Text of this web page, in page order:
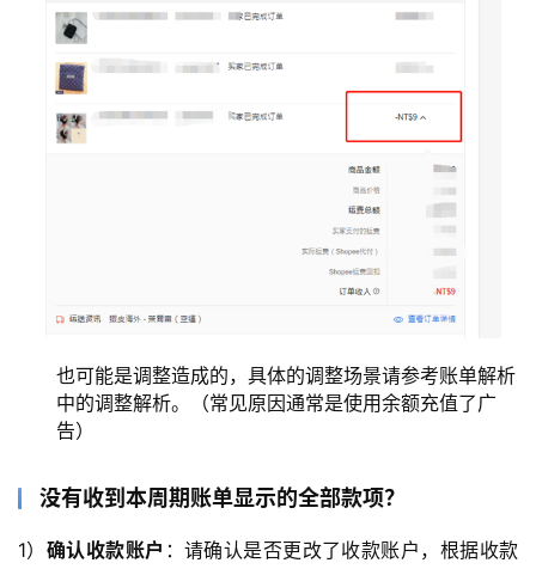
也可能是调整造成的，具体的调整场景请参考账单解析
中的调整解析。（常见原因通常是使用余额充值了广
告）
没有收到本周期账单显示的全部款项？
1） 确认收款账户 ：请确认是否更改了收款账户，根据收款